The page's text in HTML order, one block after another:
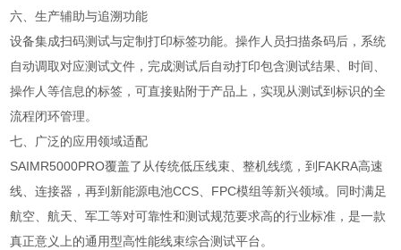
六、生产辅助与追溯功能
设备集成扫码测试与定制打印标签功能。操作人员扫描条码后，系统
自动调取对应测试文件，完成测试后自动打印包含测试结果、时间、
操作人等信息的标签，可直接贴附于产品上，实现从测试到标识的全
流程闭环管理。
七、广泛的应用领域适配
SAIMR5000PRO覆盖了从传统低压线束、整机线缆，到FAKRA高速
线、连接器，再到新能源电池CCS、FPC模组等新兴领域。同时满足
航空、航天、军工等对可靠性和测试规范要求高的行业标准，是一款
真正意义上的通用型高性能线束综合测试平台。